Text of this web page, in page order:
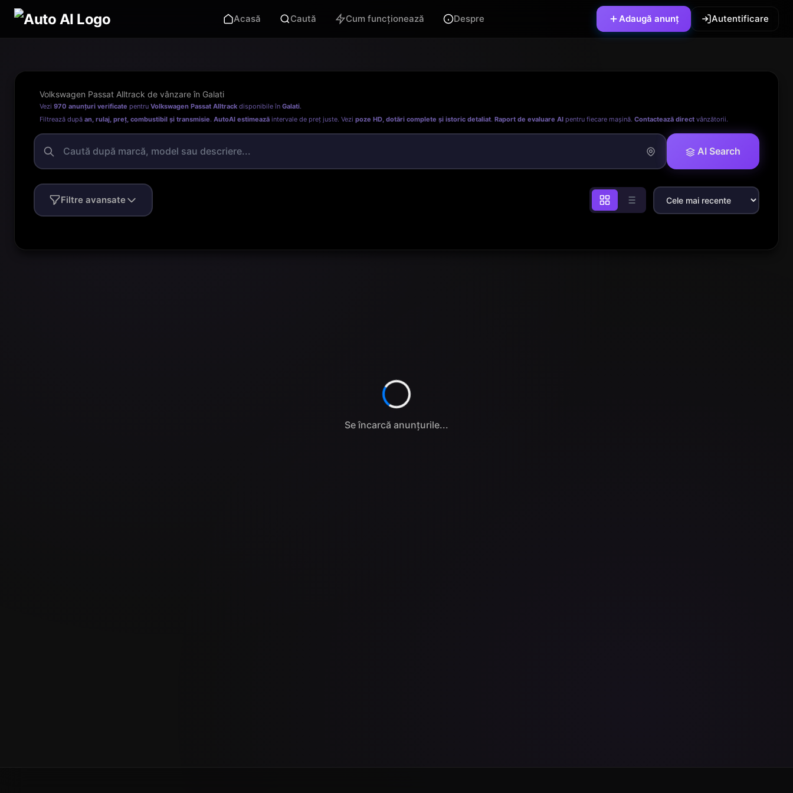
Acasă Caută Cum funcționează Despre Adaugă anunț Autentificare
Volkswagen Passat Alltrack de vânzare în Galati
Vezi 970 anunțuri verificate pentru Volkswagen Passat Alltrack disponibile în Galati.
Filtrează după an, rulaj, preț, combustibil și transmisie. AutoAI estimează intervale de preț juste. Vezi poze HD, dotări complete și istoric detaliat. Raport de evaluare AI pentru fiecare mașină. Contactează direct vânzătorii.
AI Search
Filtre avansate
Se încarcă anunțurile...